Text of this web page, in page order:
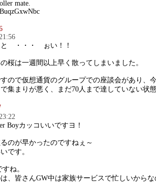
mate.
と ・・・ ぉい！！
桜は一週間以上早く散ってしまいました。
ので仮想通貨のグループでの座談会があり、
集まりが悪く、まだ70人まで達していない状
Boyカッコいいですヨ！
のが早かったのですねぇ～
です。
ね。
、皆さんGW中は家族サービスで忙しいから